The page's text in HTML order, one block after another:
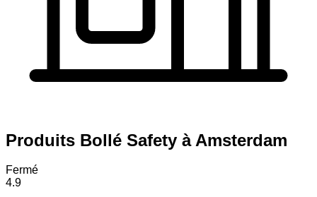
Produits Bollé Safety à Amsterdam
Fermé
4.9